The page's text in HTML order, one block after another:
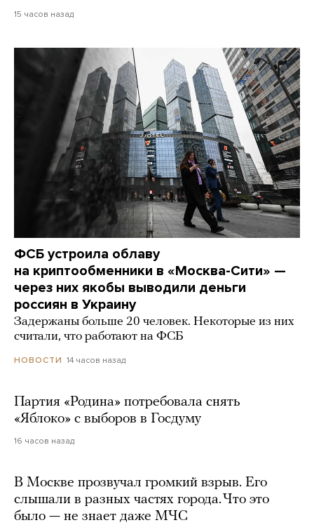
15 часов назад
ФСБ устроила облаву
на криптообменники в «Москва-Сити» —
через них якобы выводили деньги
россиян в Украину
Задержаны больше 20 человек. Некоторые из них
считали, что работают на ФСБ
НОВОСТИ 14 часов назад
Партия «Родина» потребовала снять
«Яблоко» с выборов в Госдуму
16 часов назад
В Москве прозвучал громкий взрыв. Его
слышали в разных частях города. Что это
было — не знает даже МЧС